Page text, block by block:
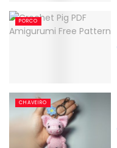
PORCO
CHAVEIRO